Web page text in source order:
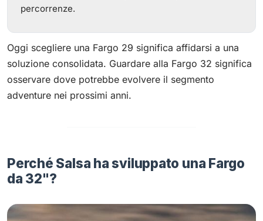
percorrenze.
Oggi scegliere una Fargo 29 significa affidarsi a una
soluzione consolidata. Guardare alla Fargo 32 significa
osservare dove potrebbe evolvere il segmento
adventure nei prossimi anni.
Perché Salsa ha sviluppato una Fargo
da 32"?